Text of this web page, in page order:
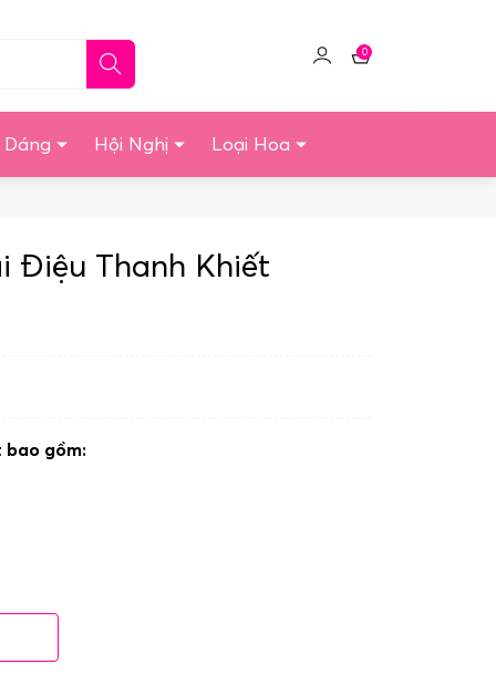
Click
tài
0
Giỏ
Dáng Hội Nghị Loại Hoa
Điệu Thanh Khiết
bao gồm: